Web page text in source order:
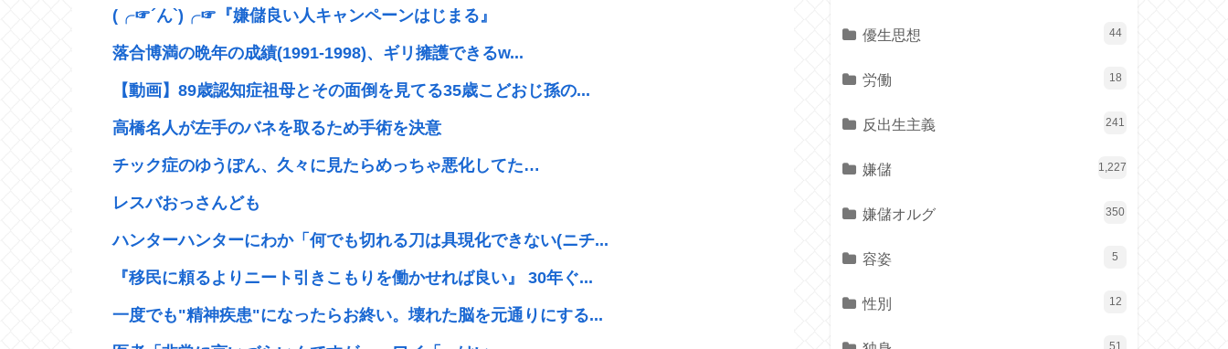
(╭☞´ん`)╭☞『嫌儲良い人キャンペーンはじまる』
落合博満の晩年の成績(1991-1998)、ギリ擁護できるw...
【動画】89歳認知症祖母とその面倒を見てる35歳こどおじ孫の...
高橋名人が左手のバネを取るため手術を決意
チック症のゆうぽん、久々に見たらめっちゃ悪化してた…
レスバおっさんども
ハンターハンターにわか「何でも切れる刀は具現化できない(ニチ...
『移民に頼るよりニート引きこもりを働かせれば良い』 30年ぐ...
一度でも"精神疾患"になったらお終い。壊れた脳を元通りにする...
優生思想 44
労働 18
反出生主義 241
嫌儲 1,227
嫌儲オルグ 350
容姿 5
性別 12
51